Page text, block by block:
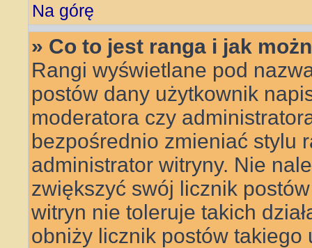
Na górę
» Co to jest ranga i jak
Rangi wyświetlane pod
postów dany użytkownik
moderatora czy
bezpośrednio zmieniać stylu
administrator witryny. Nie
zwiększyć swój licznik
witryn nie toleruje takich
obniży licznik postów takiego